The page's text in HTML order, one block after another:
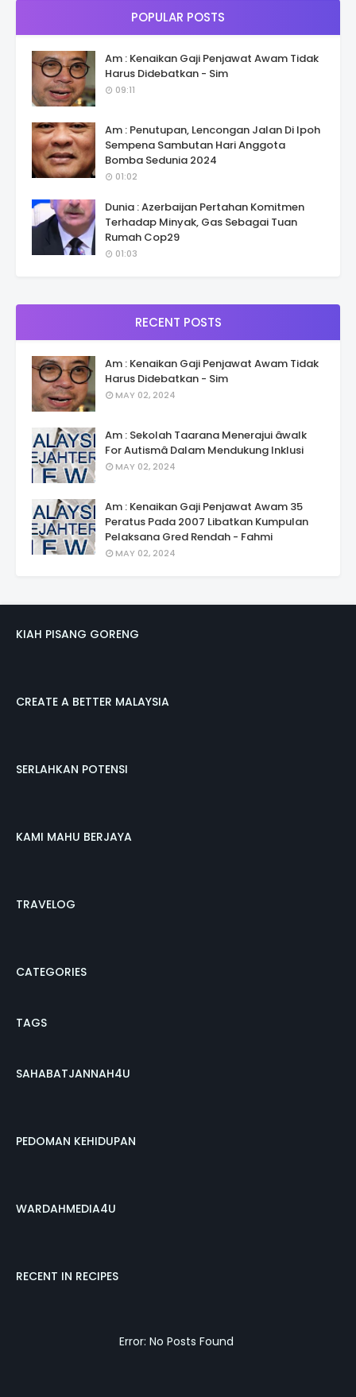
POPULAR POSTS
Am : Kenaikan Gaji Penjawat Awam Tidak
Harus Didebatkan - Sim
09:11
Am : Penutupan, Lencongan Jalan Di Ipoh
Sempena Sambutan Hari Anggota
Bomba Sedunia 2024
01:02
Dunia : Azerbaijan Pertahan Komitmen
Terhadap Minyak, Gas Sebagai Tuan
Rumah Cop29
01:03
RECENT POSTS
Am : Kenaikan Gaji Penjawat Awam Tidak
Harus Didebatkan - Sim
MAY 02, 2024
Am : Sekolah Taarana Menerajui âwalk
For Autismâ Dalam Mendukung Inklusi
MAY 02, 2024
Am : Kenaikan Gaji Penjawat Awam 35
Peratus Pada 2007 Libatkan Kumpulan
Pelaksana Gred Rendah - Fahmi
MAY 02, 2024
KIAH PISANG GORENG
CREATE A BETTER MALAYSIA
SERLAHKAN POTENSI
KAMI MAHU BERJAYA
TRAVELOG
CATEGORIES
TAGS
SAHABATJANNAH4U
PEDOMAN KEHIDUPAN
WARDAHMEDIA4U
RECENT IN RECIPES
Error: No Posts Found